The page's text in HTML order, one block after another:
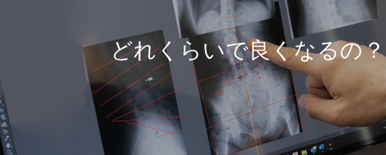
どれくらいで良くなるの？